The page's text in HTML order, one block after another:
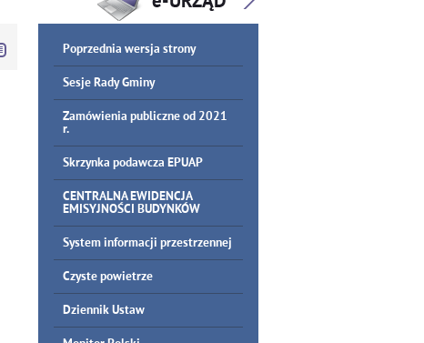
Poprzednia wersja strony
Sesje Rady Gminy
Zamówienia publiczne od 2021
r.
Skrzynka podawcza EPUAP
CENTRALNA EWIDENCJA
EMISYJNOŚCI BUDYNKÓW
System informacji przestrzennej
Czyste powietrze
Dziennik Ustaw